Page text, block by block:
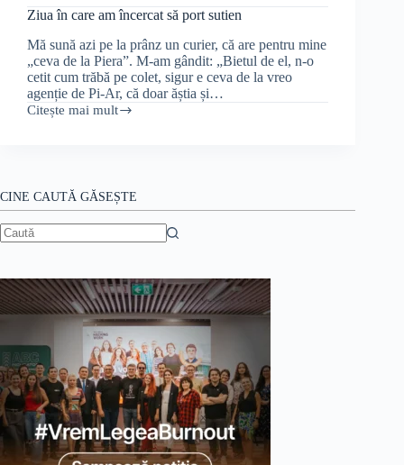
Ziua în care am încercat să port sutien
Mă sună azi pe la prânz un curier, că are pentru mine
„ceva de la Piera”. M-am gândit: „Bietul de el, n-o
cetit cum trăbă pe colet, sigur e ceva de la vreo
agenție de Pi-Ar, că doar ăștia și…
Citește mai mult
Ziua
să
port
sutien
CINE CAUTĂ GĂSEȘTE